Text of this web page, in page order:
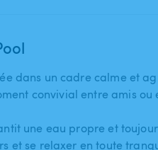
dans un cadre calme et
convivial entre amis ou
une eau propre et
et se relaxer en toute